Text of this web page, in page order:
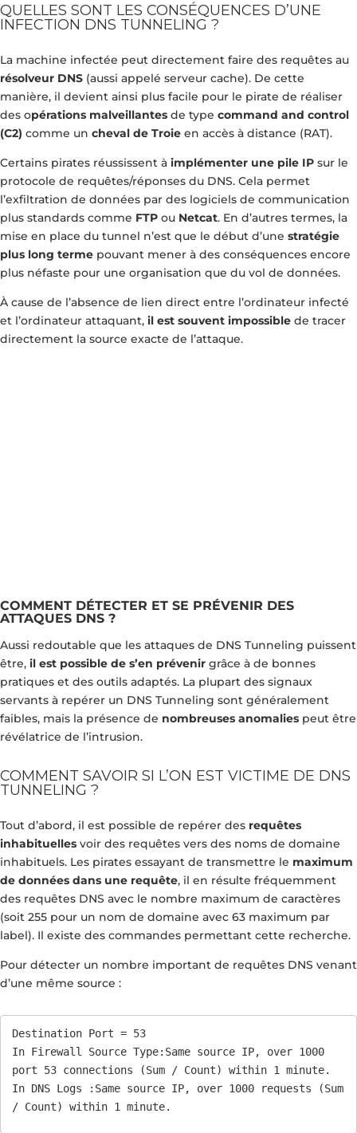
QUELLES SONT LES CONSÉQUENCES D’UNE
INFECTION DNS TUNNELING ?
La machine infectée peut directement faire des requêtes au
résolveur DNS (aussi appelé serveur cache). De cette
manière, il devient ainsi plus facile pour le pirate de réaliser
des opérations malveillantes de type command and control
(C2) comme un cheval de Troie en accès à distance (RAT).
Certains pirates réussissent à implémenter une pile IP sur le
protocole de requêtes/réponses du DNS. Cela permet
l’exfiltration de données par des logiciels de communication
plus standards comme FTP ou Netcat. En d’autres termes, la
mise en place du tunnel n’est que le début d’une stratégie
plus long terme pouvant mener à des conséquences encore
plus néfaste pour une organisation que du vol de données.
À cause de l’absence de lien direct entre l’ordinateur infecté
et l’ordinateur attaquant, il est souvent impossible de tracer
directement la source exacte de l’attaque.
COMMENT DÉTECTER ET SE PRÉVENIR DES
ATTAQUES DNS ?
Aussi redoutable que les attaques de DNS Tunneling puissent
être, il est possible de s’en prévenir grâce à de bonnes
pratiques et des outils adaptés. La plupart des signaux
servants à repérer un DNS Tunneling sont généralement
faibles, mais la présence de nombreuses anomalies peut être
révélatrice de l’intrusion.
COMMENT SAVOIR SI L’ON EST VICTIME DE DNS
TUNNELING ?
Tout d’abord, il est possible de repérer des requêtes
inhabituelles voir des requêtes vers des noms de domaine
inhabituels. Les pirates essayant de transmettre le maximum
de données dans une requête, il en résulte fréquemment
des requêtes DNS avec le nombre maximum de caractères
(soit 255 pour un nom de domaine avec 63 maximum par
label). Il existe des commandes permettant cette recherche.
Pour détecter un nombre important de requêtes DNS venant
d’une même source :
Destination Port = 53
In Firewall Source Type:Same source IP, over 1000
port 53 connections (Sum / Count) within 1 minute.
In DNS Logs :Same source IP, over 1000 requests (Sum
/ Count) within 1 minute.